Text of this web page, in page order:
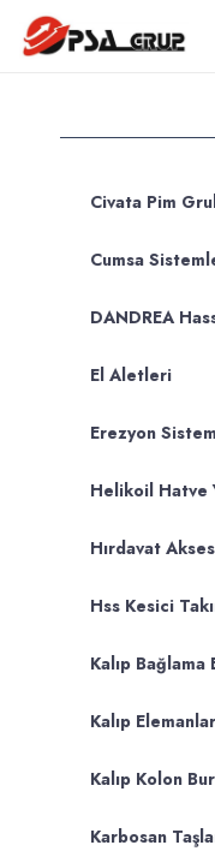
Civata Pim
Cumsa
DANDREA
El Aletleri
Erezyon
Helikoil Hatve
Hırdavat
Hss Kesici
Kalıp Bağlama
Kalıp
Kalıp Kolon
Karbosan